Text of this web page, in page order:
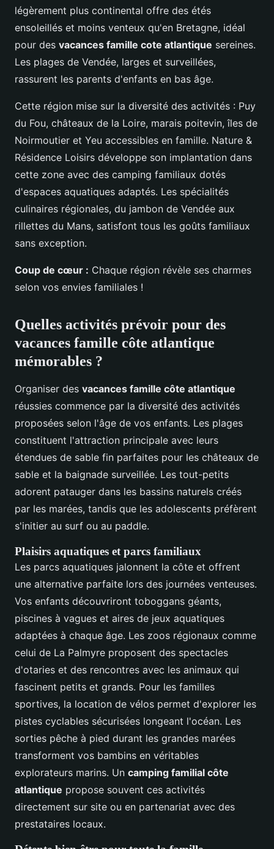
légèrement plus continental offre des étés
ensoleillés et moins venteux qu'en Bretagne, idéal
pour des vacances famille cote atlantique sereines.
Les plages de Vendée, larges et surveillées,
rassurent les parents d'enfants en bas âge.
Cette région mise sur la diversité des activités : Puy
du Fou, châteaux de la Loire, marais poitevin, îles de
Noirmoutier et Yeu accessibles en famille. Nature &
Résidence Loisirs développe son implantation dans
cette zone avec des camping familiaux dotés
d'espaces aquatiques adaptés. Les spécialités
culinaires régionales, du jambon de Vendée aux
rillettes du Mans, satisfont tous les goûts familiaux
sans exception.
Coup de cœur : Chaque région révèle ses charmes
selon vos envies familiales !
Quelles activités prévoir pour des
vacances famille côte atlantique
mémorables ?
Organiser des vacances famille côte atlantique
réussies commence par la diversité des activités
proposées selon l'âge de vos enfants. Les plages
constituent l'attraction principale avec leurs
étendues de sable fin parfaites pour les châteaux de
sable et la baignade surveillée. Les tout-petits
adorent patauger dans les bassins naturels créés
par les marées, tandis que les adolescents préfèrent
s'initier au surf ou au paddle.
Plaisirs aquatiques et parcs familiaux
Les parcs aquatiques jalonnent la côte et offrent
une alternative parfaite lors des journées venteuses.
Vos enfants découvriront toboggans géants,
piscines à vagues et aires de jeux aquatiques
adaptées à chaque âge. Les zoos régionaux comme
celui de La Palmyre proposent des spectacles
d'otaries et des rencontres avec les animaux qui
fascinent petits et grands. Pour les familles
sportives, la location de vélos permet d'explorer les
pistes cyclables sécurisées longeant l'océan. Les
sorties pêche à pied durant les grandes marées
transforment vos bambins en véritables
explorateurs marins. Un camping familial côte
atlantique propose souvent ces activités
directement sur site ou en partenariat avec des
prestataires locaux.